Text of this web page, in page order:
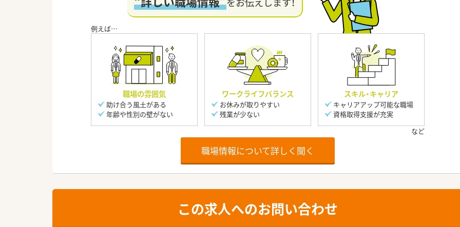
職場の雰囲気
助け合う風土がある
年齢や性別の壁がない
ワークライフバランス
お休みが取りやすい
残業が少ない
スキル・キャリア
キャリアアップ可能な職場
資格取得支援が充実
職場情報について詳しく聞く
この求人へのお問い合わせ